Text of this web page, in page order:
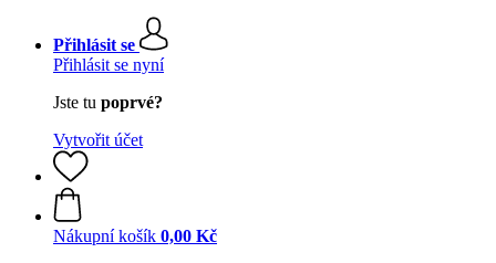
Přihlásit se
Přihlásit se nyní
Jste tu poprvé?
Vytvořit účet
Nákupní košík 0,00 Kč